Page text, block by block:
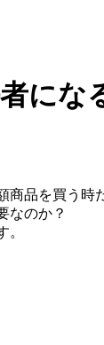
にな
品を買う時
なのか？
。